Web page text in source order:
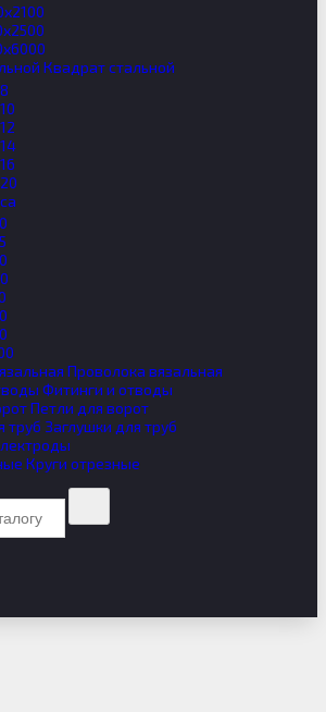
Квадрат стальной
Проволока вязальная
Фитинги и отводы
Петли для ворот
Заглушки для труб
Круги отрезные